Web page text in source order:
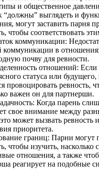
и общественное
“должны” выглядеть и
могут заставить парня
чтобы соответствовать
коммуникации:
коммуникации в
почву для ревности.
отношений:
статуса или
провоцировать ревность,
важен он для партнерши.
Когда парень
свое внимание между
может вызвать ревность
приоритета.
границ: Парни могут
чтобы изучить, насколько
отношения, а также
реагирует на подобные